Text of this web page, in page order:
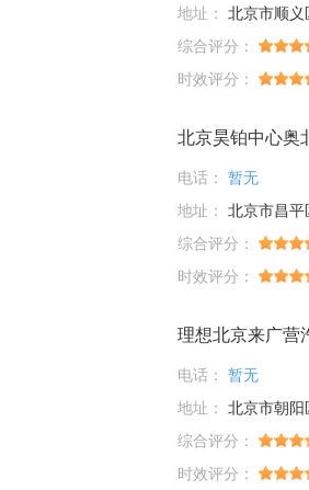
地址： 北京市顺
综合评分：
时效评分：
北京昊铂中心奥
电话： 暂无
地址： 北京市昌平
综合评分：
时效评分：
理想北京来广营
电话： 暂无
地址： 北京市朝阳
综合评分：
时效评分：